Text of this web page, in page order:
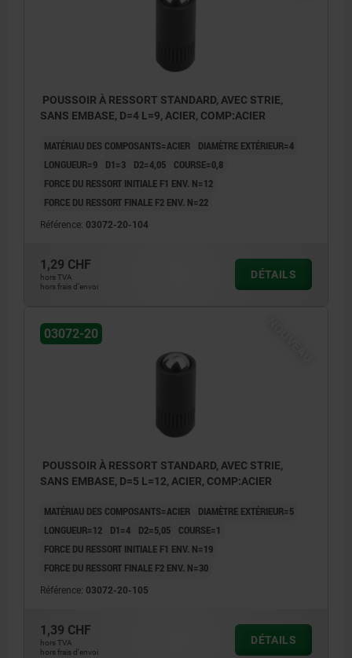
POUSSOIR À RESSORT STANDARD, AVEC STRIE,
SANS EMBASE, D=4 L=9, ACIER, COMP:ACIER
MATÉRIAU DES COMPOSANTS=ACIER
DIAMÈTRE EXTÉRIEUR=4
LONGUEUR=9
D1=3 D2=4,05
COURSE=0,8
FORCE DU RESSORT INITIALE F1 ENV. N=12
FORCE DU RESSORT FINALE F2 ENV. N=22
Référence: 03072-20-104
1,29 CHF
hors TVA
hors frais d’envoi
DÉTAILS
03072-20
POUSSOIR À RESSORT STANDARD, AVEC STRIE,
SANS EMBASE, D=5 L=12, ACIER, COMP:ACIER
MATÉRIAU DES COMPOSANTS=ACIER
DIAMÈTRE EXTÉRIEUR=5
LONGUEUR=12
D1=4 D2=5,05
COURSE=1
FORCE DU RESSORT INITIALE F1 ENV. N=19
FORCE DU RESSORT FINALE F2 ENV. N=30
Référence: 03072-20-105
1,39 CHF
hors TVA
hors frais d’envoi
DÉTAILS